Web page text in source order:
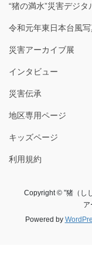
“猪の満水”災害デジ
令和元年東日本台風
災害アーカイブ展
インタビュー
災害伝承
地区専用ページ
キッズページ
利用規約
Copyright © ”猪（し
Powered by